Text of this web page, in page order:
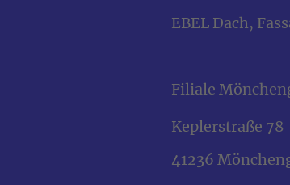
EBEL Dach,
Filiale
Keplerstraße 78
41236